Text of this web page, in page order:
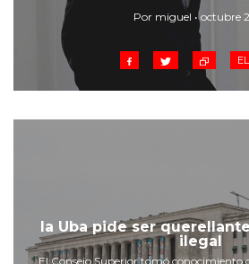
Por miguel • octubre
la Uba pide ser
ilegal
El Consejo Superior tomó conocimiento